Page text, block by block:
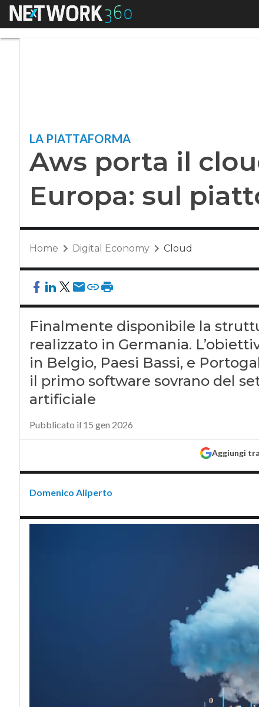
Menu
LA PIATTAFORMA
Aws porta il
Europa: sul
Home Digital Economy Cloud
Finalmente disponibile la
realizzato in Germania.
in Belgio, Paesi Bassi, e
il primo software sovrano del
artificiale
Pubblicato il 15 gen 2026
Aggiungi
Domenico Aliperto